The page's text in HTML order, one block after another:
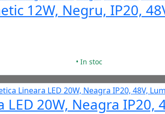
12W, Negru, IP20,
• In stoc
20W, Neagra IP20,